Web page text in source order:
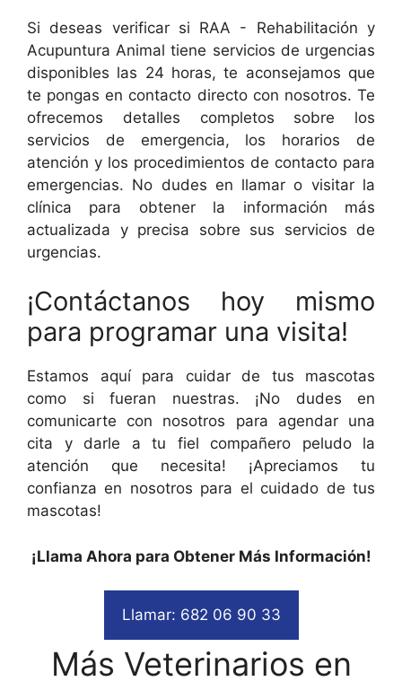
Si deseas verificar si RAA - Rehabilitación y
Acupuntura Animal tiene servicios de urgencias
disponibles las 24 horas, te aconsejamos que
te pongas en contacto directo con nosotros. Te
ofrecemos detalles completos sobre los
servicios de emergencia, los horarios de
atención y los procedimientos de contacto para
emergencias. No dudes en llamar o visitar la
clínica para obtener la información más
actualizada y precisa sobre sus servicios de
urgencias.
¡Contáctanos hoy mismo
para programar una visita!
Estamos aquí para cuidar de tus mascotas
como si fueran nuestras. ¡No dudes en
comunicarte con nosotros para agendar una
cita y darle a tu fiel compañero peludo la
atención que necesita! ¡Apreciamos tu
confianza en nosotros para el cuidado de tus
mascotas!
¡Llama Ahora para Obtener Más Información!
Llamar: 682 06 90 33
Más Veterinarios en